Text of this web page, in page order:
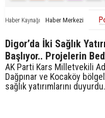
Haber Kaynağı Haber Merkezi
Digor’da İki Sağlık
Başlıyor.. Projelerin
AK Parti Kars Milletvekili
Dağpınar ve Kocaköy
sağlık yatırımlarını duyurdu.